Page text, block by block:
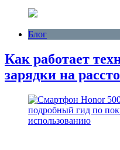
Блог
Как работает
зарядки на